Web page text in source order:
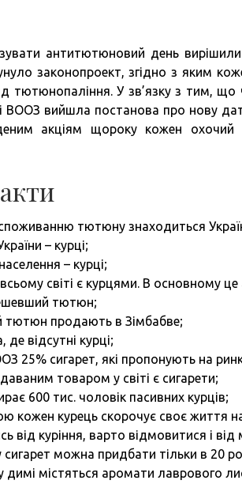
антитютюновий день
законопроект, згідно з яким
тютюнопаління. У зв’язку з тим, що
ВООЗ вийшла постанова про нову
акціям щороку кожен
тютюну знаходиться
– курці;
– курці;
всьому світі є курцями. В основному це
тютюн;
продають в Зімбабве;
де відсутні курці;
25% сигарет, які пропонують на
товаром у світі є сигарети;
600 тис. чоловік пасивних курців;
кожен курець скорочує своє життя
від куріння, варто відмовитися і від
сигарет можна придбати тільки в 20
димі містяться аромати лаврового